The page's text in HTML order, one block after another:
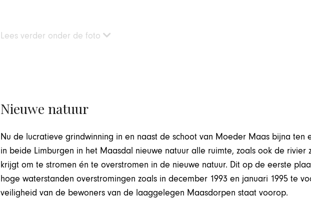
Lees verder onder de foto
Nieuwe natuur
Nu de lucratieve grindwinning in en naast de schoot van Moeder Maas bijna ten
in beide Limburgen in het Maasdal nieuwe natuur alle ruimte, zoals ook de rivier
krijgt om te stromen én te overstromen in de nieuwe natuur. Dit op de eerste
hoge waterstanden overstromingen zoals in december 1993 en januari 1995 te
veiligheid van de bewoners van de laaggelegen Maasdorpen staat voorop.